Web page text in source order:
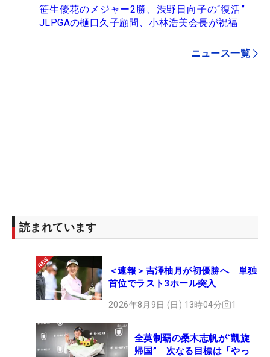
笹生優花のメジャー2勝、渋野日向子の“復活”
JLPGAの樋口久子顧問、小林浩美会長が祝福
ニュース一覧
読まれています
＜速報＞吉澤柚月が初優勝へ 単独
首位でラスト3ホール突入
2026年8月9日 (日) 13時04分 1
全英制覇の桑木志帆が“凱旋
帰国” 次なる目標は「やっ